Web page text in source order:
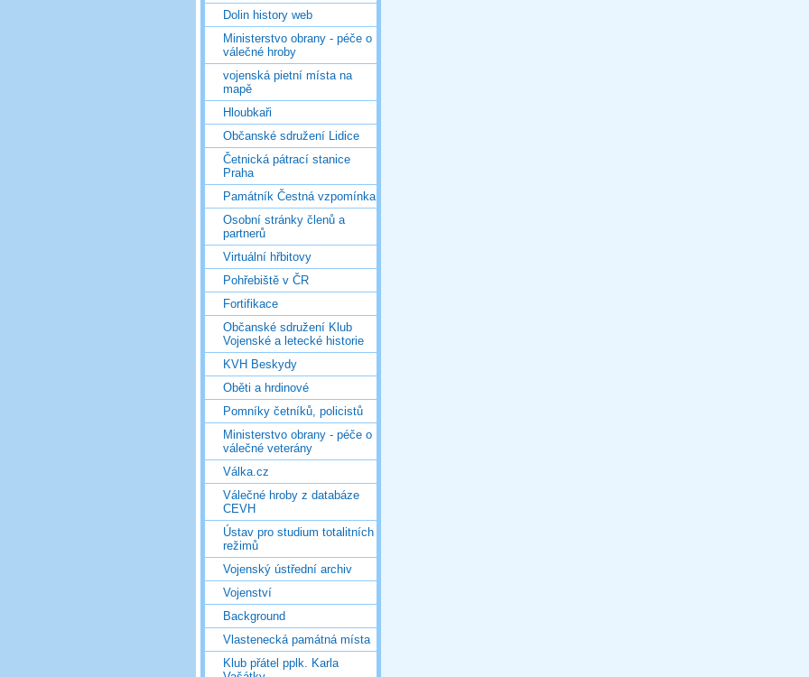
Dolin history web
Ministerstvo obrany - péče o
válečné hroby
vojenská pietní místa na
mapě
Hloubkaři
Občanské sdružení Lidice
Četnická pátrací stanice
Praha
Památník Čestná vzpomínka
Osobní stránky členů a
partnerů
Virtuální hřbitovy
Pohřebiště v ČR
Fortifikace
Občanské sdružení Klub
Vojenské a letecké historie
KVH Beskydy
Oběti a hrdinové
Pomníky četníků, policistů
Ministerstvo obrany - péče o
válečné veterány
Válka.cz
Válečné hroby z databáze
CEVH
Ústav pro studium totalitních
režimů
Vojenský ústřední archiv
Vojenství
Background
Vlastenecká památná místa
Klub přátel pplk. Karla